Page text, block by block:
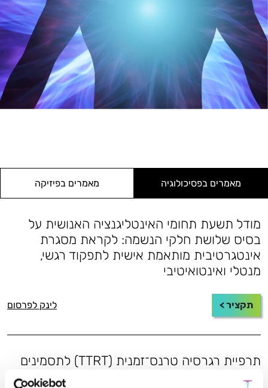
מאמרים בפסיכולוגיה מאמרים בפיזיקה
מודל תשעת תחומי האינטליגנציה האנושית על
בסיס שלושת חלקי הנשמה: לקראת מסגרת
אינטגרטיבית מותאמת אישית לתפקוד רגשי,
מנטלי ואינטואיטיבי
תקציר > לינק לפרסום
תרפיית רגרסיה טרנס־זמנית (TTRT) לתסמינים
הקשורים לטראומה: מסגרת חקר